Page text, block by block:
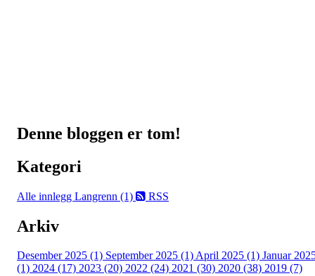
Denne bloggen er tom!
Kategori
Alle innlegg Langrenn (1) RSS
Arkiv
Desember 2025 (1) September 2025 (1)April 2025 (1) Januar
(1) 2024 (17) 2023 (20) 2022 (24) 2021 (30) 2020 (38) 2019 (7)